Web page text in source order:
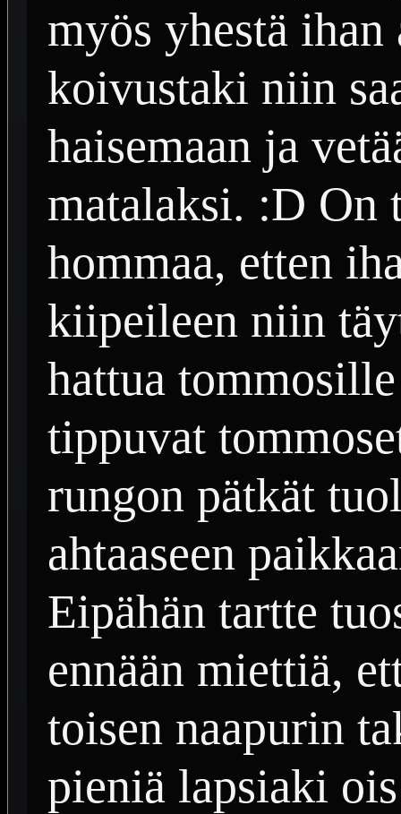
myös yhestä ihan
koivustaki niin
haisemaan ja
matalaksi. :D On
hommaa, etten
kiipeileen niin
hattua
tippuvat
rungon pätkät
ahtaaseen
Eipähän tartte
ennään miettiä,
toisen naapurin
pieniä lapsiaki